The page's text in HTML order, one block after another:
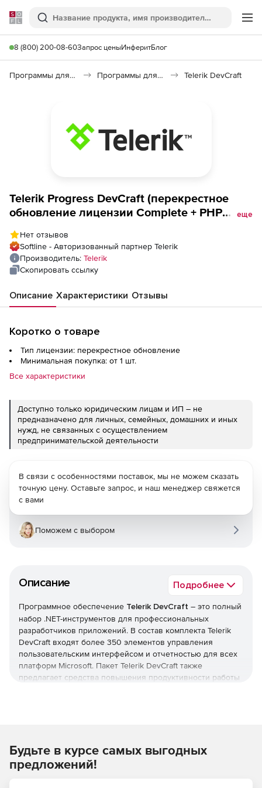
Softline
Поиск
8 (800) 200-08-60Запрос ценыИнферитБлог
Программы для программирования Программы для разработки ПО Telerik DevCraft
Telerik Progress DevCraft (перекрестное
обновление лицензии Complete + PHP
back Upgrade from UI for UWP Developer
License
еще
Нет отзывов
Softline - Авторизованный партнер Telerik
Производитель: Telerik
Скопировать ссылку
Описание Характеристики Отзывы
Коротко о товаре
Тип лицензии: перекрестное обновление
Минимальная покупка: от 1 шт.
Все характеристики
Доступно только юридическим лицам и ИП – не
предназначено для личных, семейных, домашних и иных
нужд, не связанных с осуществлением
предпринимательской деятельности
Описание Подробнее
Программное обеспечение Telerik DevCraft – это полный
набор .NET-инструментов для профессиональных
разработчиков приложений. В состав комплекта Telerik
DevCraft входят более 350 элементов управления
пользовательским интерфейсом и отчетностью для всех
платформ Microsoft. Пакет Telerik DevCraft также
предлагает средства повышения продуктивности работы
позволяет создавать настольные, мобильные и web-
приложения с насыщенным функционалом. Более 100
тысяч .NET-разработчиков по всему миру используют
В связи с особенностями поставок, мы не можем сказать
точную цену. Оставьте запрос, и наш менеджер свяжется
с вами
Поможем с выбором
Будьте в курсе самых выгодных
предложений!